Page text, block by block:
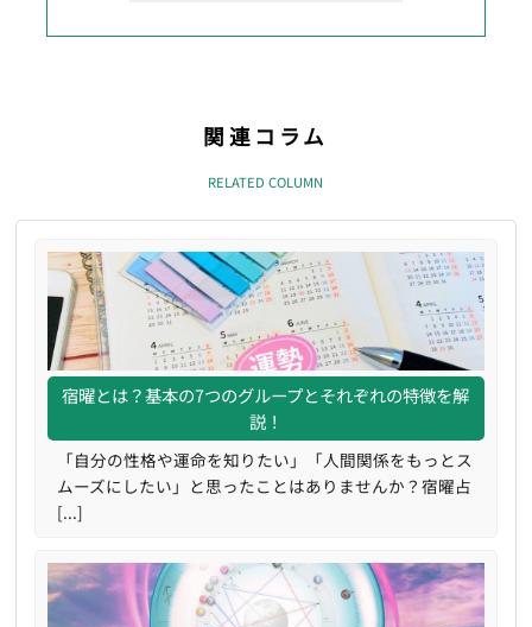
関連コラム
RELATED COLUMN
宿曜とは？基本の7つのグループとそれぞれの特徴を解
説！
「自分の性格や運命を知りたい」「人間関係をもっとス
ムーズにしたい」と思ったことはありませんか？宿曜占
[...]